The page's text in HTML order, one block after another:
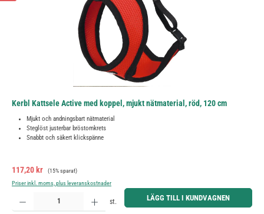
Kerbl Kattsele Active med koppel, mjukt nätmaterial, röd, 120 cm
Mjukt och andningsbart nätmaterial
Steglöst justerbar bröstomkrets
Snabbt och säkert klickspänne
Försäljningspris:
117,20 kr Ordinarie pris:
(15% sparat)
Priser inkl. moms, plus leveranskostnader
Produktkvantitet: Ange önskat belopp eller använd knapparna för att öka eller minska kvantiteten.
st. LÄGG TILL I KUNDVAGNEN